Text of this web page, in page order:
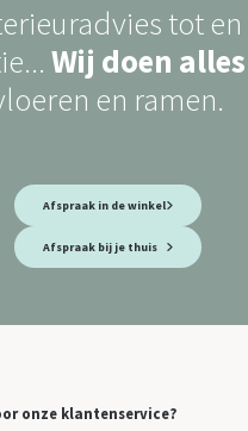
tot
Wij doen alles
en ramen.
Afspraak in de winkel
Afspraak bij je thuis
onze klantenservice?